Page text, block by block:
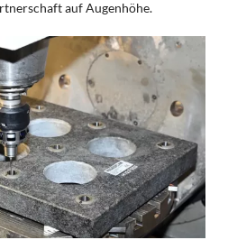
auf Augenhöhe.